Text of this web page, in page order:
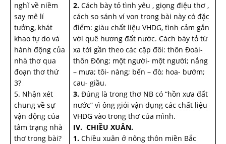
nghĩ về niềm
say mê lí
tưởng, khát
khao tự do và
hành động của
nhà thơ qua
đoạn thơ thứ
3?
5. Nhận xét
chung về sự
vận động của
tâm trạng nhà
thơ trong bài?
2. Cách bày tỏ tình yêu , giọng điệu thơ ,
cách so sánh ví von trong bài này có đặc
điểm: giàu chất liệu VHDG, tình cảm gắn
với quê hương đất nước. Cách bày tỏ từ
xa tới gần theo các cặp đôi: thôn Đoài-
thôn Đông; một người- một người; nắng
– mưa; tôi- nàng; bến – đò; hoa- bướm;
cau- giầu.
3. Đúng là trong thơ NB có “hồn xưa đất
nước” vì ông giỏi vận dụng các chất liệu
VHDG vào trong thơ của mình.
IV. CHIỀU XUÂN.
1. Chiều xuân ở nông thôn miền Bắc